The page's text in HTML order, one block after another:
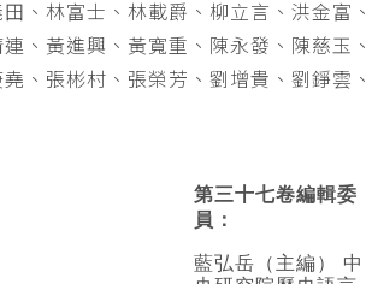
田、林富士、林載爵、柳立言、洪金富
連、黃進興、黃寬重、陳永發、陳慈玉
、張彬村、張榮芳、劉增貴、劉錚雲
第三十七卷編輯委
員：
藍弘岳（主編） 中